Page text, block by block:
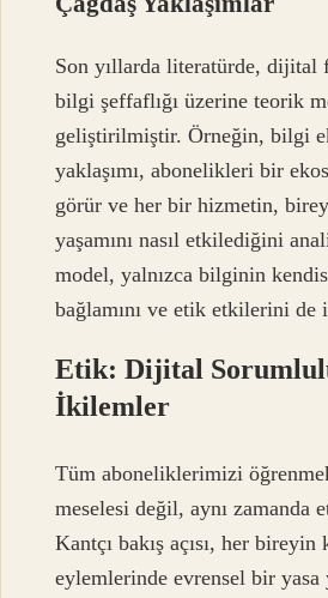
Son yıllarda literatürde, dijital
bilgi şeffaflığı üzerine teorik
geliştirilmiştir. Örneğin, bilgi
yaklaşımı, abonelikleri bir
görür ve her bir hizmetin,
yaşamını nasıl etkilediğini
model, yalnızca bilginin
bağlamını ve etik etkilerini de
Etik: Dijital
İkilemler
Tüm aboneliklerimizi
meselesi değil, aynı zamanda
Kantçı bakış açısı, her bireyin
eylemlerinde evrensel bir yasa